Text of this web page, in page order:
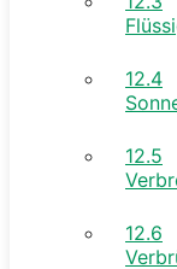
12.4
12.5
12.6